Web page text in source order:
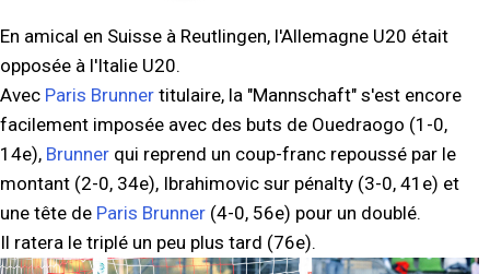
En amical en Suisse à Reutlingen, l'Allemagne U20 était
opposée à l'Italie U20.
Avec Paris Brunner titulaire, la "Mannschaft" s'est encore
facilement imposée avec des buts de Ouedraogo (1-0,
14e), Brunner qui reprend un coup-franc repoussé par le
montant (2-0, 34e), Ibrahimovic sur pénalty (3-0, 41e) et
une tête de Paris Brunner (4-0, 56e) pour un doublé.
Il ratera le triplé un peu plus tard (76e).